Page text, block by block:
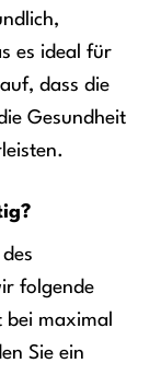
es ideal für
dass die
Gesundheit
folgende
bei maximal
Sie ein